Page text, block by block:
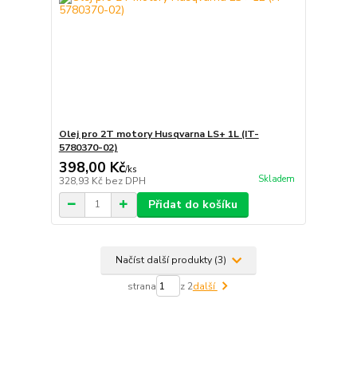
Olej pro 2T motory Husqvarna LS+ 1L (IT-
5780370-02)
398,00 Kč/ks
328,93 Kč bez DPH Skladem
Přidat do košíku
Načíst další produkty (3)
strana z 2další